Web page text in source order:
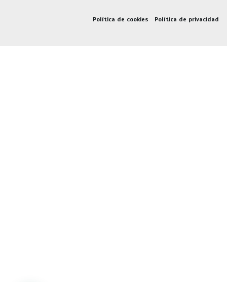
Política de cookies Política de privacidad